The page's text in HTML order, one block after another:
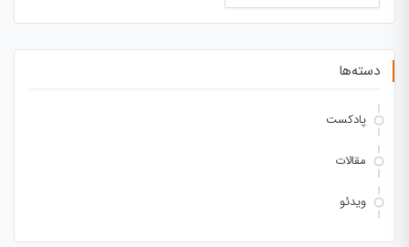
دسته‌ها
پادکست
مقالات
ویدئو